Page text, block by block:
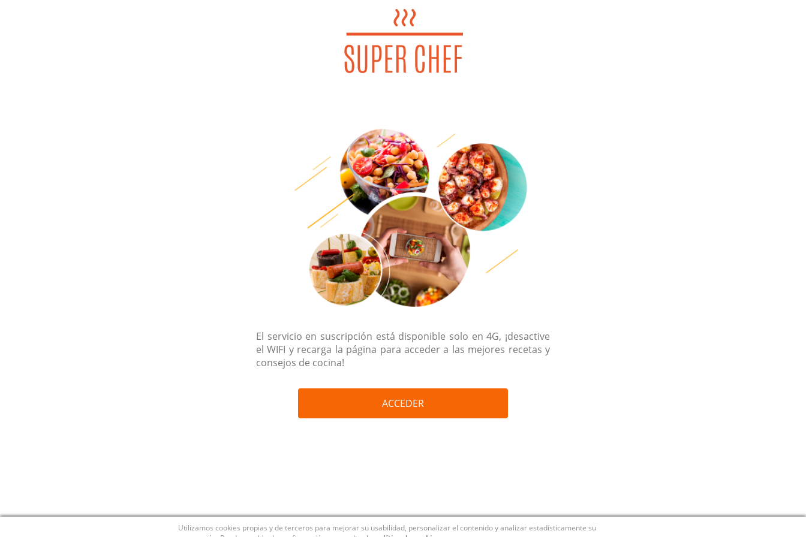
Utilizamos cookies propias y de terceros para mejorar su usabilidad, personalizar el contenido y analizar estadísticamente su
El servicio en suscripción está disponible solo en 4G, ¡desactive
el WIFI y recarga la página para acceder a las mejores recetas y
consejos de cocina!
ACCEDER